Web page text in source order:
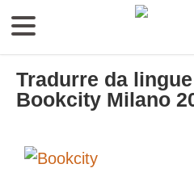
Tradurre da
Bookcity Milano